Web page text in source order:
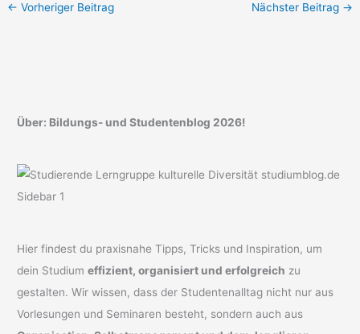
← Vorheriger Beitrag Nächster Beitrag →
Über: Bildungs- und Studentenblog 2026!
Hier findest du praxisnahe Tipps, Tricks und Inspiration, um
dein Studiumeffizient, organisiert und erfolgreich zu
gestalten. Wir wissen, dass der Studentenalltag nicht nur aus
Vorlesungen und Seminaren besteht, sondern auch aus